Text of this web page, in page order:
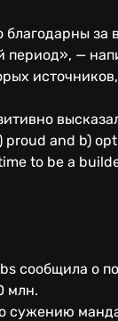
за
период», —
proud and b)
to be a
сообщила о
млн.
сужению